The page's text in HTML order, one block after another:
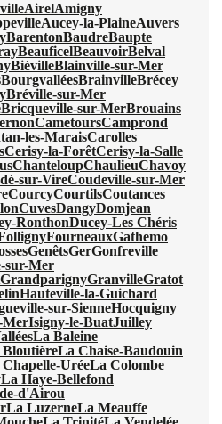
AirelAmigny
Aucey-la-PlaineAuvers
BarentonBaudreBaupte
BeauficelBeauvoirBelval
BiévilleBlainville-sur-Mer
BourgvalléesBrainvilleBrécey
Bréville-sur-Mer
Bricqueville-sur-MerBrouains
CametoursCamprond
les-MaraisCarolles
Cerisy-la-ForêtCerisy-la-Salle
ChanteloupChaulieuChavoy
sur-VireCoudeville-sur-Mer
CourcyCourtilsCoutances
CuvesDangyDomjean
RonthonDucey-Les Chéris
FourneauxGathemo
GenêtsGerGonfreville
sur-Mer
GrandparignyGranvilleGratot
Hauteville-la-Guichard
sur-SienneHocquigny
MerIsigny-le-BuatJuilley
La Baleine
La Chaise-Baudouin
UréeLa Colombe
La Haye-Bellefond
d'Airou
La LuzerneLa Meauffe